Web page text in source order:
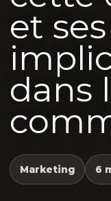
et ses
dans
Marketing 6